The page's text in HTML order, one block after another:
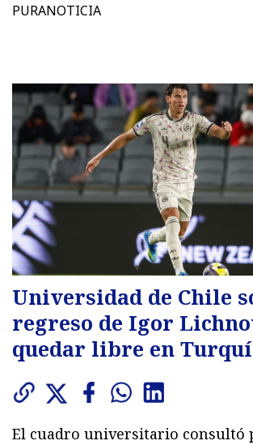
PURANOTICIA
Universidad de Chile
regreso de Igor
quedar libre en
El cuadro universitario consultó